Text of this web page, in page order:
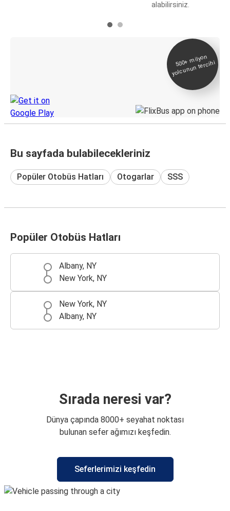
alabilirsiniz.
500+
milyon
yolcunun tercihi
Bu sayfada bulabilecekleriniz
Popüler Otobüs Hatları Otogarlar SSS
Popüler Otobüs Hatları
Albany, NY
New York, NY
New York, NY
Albany, NY
Sırada neresi var?
Dünya çapında 8000+ seyahat noktası
bulunan sefer ağımızı keşfedin.
Seferlerimizi keşfedin